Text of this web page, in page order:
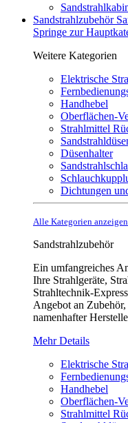
Sandstrahlzubehör
Springe zur
Weitere Kategorien
Elektrische
Handhebel
Oberflächen-
Strahlmittel
Düsenhalter
Dichtungen
Alle Kategorien anzeigen
Sandstrahlzubehör
Ein umfangreiches
Ihre Strahlgeräte,
Strahltechnik-
Angebot an
namenhafter
Mehr Details
Elektrische
Handhebel
Oberflächen-
Strahlmittel